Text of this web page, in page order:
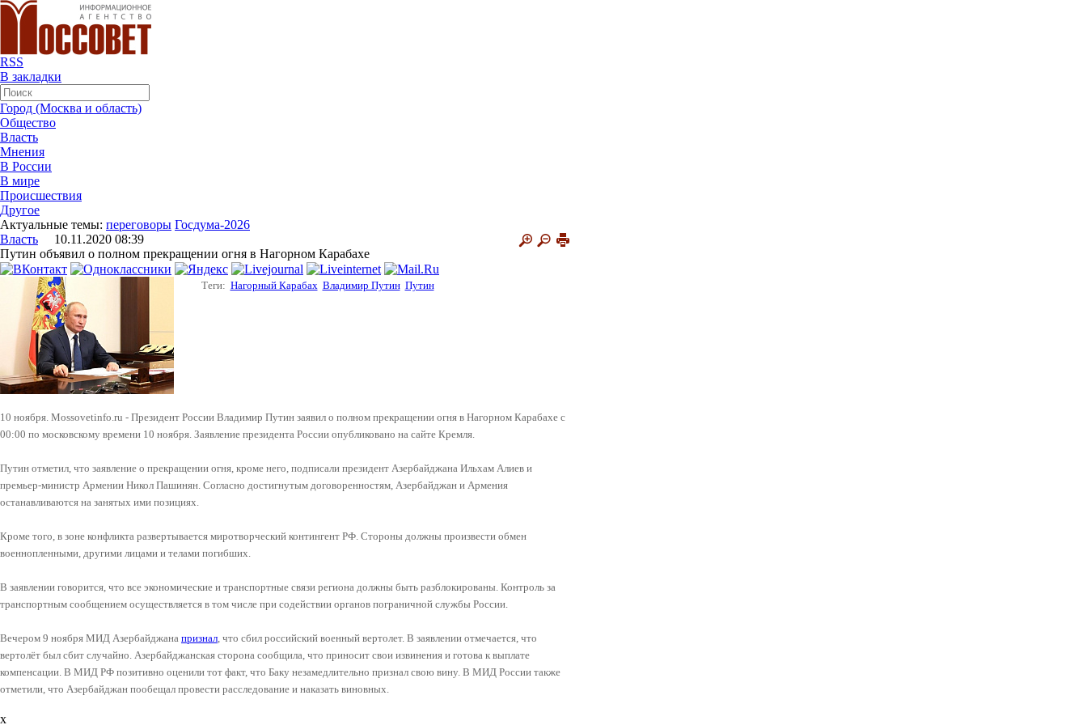
RSS
В закладки
Город (Москва и область)
Общество
Власть
Мнения
В России
В мире
Происшествия
Другое
Актуальные темы: переговоры Госдума-2026
Власть 10.11.2020 08:39
Путин объявил о полном прекращении огня в Нагорном Карабахе
Теги: Нагорный Карабах Владимир Путин Путин
10 ноября. Mossovetinfo.ru - Президент России Владимир Путин заявил о полном прекращении огня в Нагорном Карабахе с
00:00 по московскому времени 10 ноября. Заявление президента России опубликовано на сайте Кремля.
Путин отметил, что заявление о прекращении огня, кроме него, подписали президент Азербайджана Ильхам Алиев и
премьер-министр Армении Никол Пашинян. Согласно достигнутым договоренностям, Азербайджан и Армения
останавливаются на занятых ими позициях.
Кроме того, в зоне конфликта развертывается миротворческий контингент РФ. Стороны должны произвести обмен
военнопленными, другими лицами и телами погибших.
В заявлении говорится, что все экономические и транспортные связи региона должны быть разблокированы. Контроль за
транспортным сообщением осуществляется в том числе при содействии органов пограничной службы России.
Вечером 9 ноября МИД Азербайджана признал, что сбил российский военный вертолет. В заявлении отмечается, что
вертолёт был сбит случайно. Азербайджанская сторона сообщила, что приносит свои извинения и готова к выплате
компенсации. В МИД РФ позитивно оценили тот факт, что Баку незамедлительно признал свою вину. В МИД России также
отметили, что Азербайджан пообещал провести расследование и наказать виновных.
x